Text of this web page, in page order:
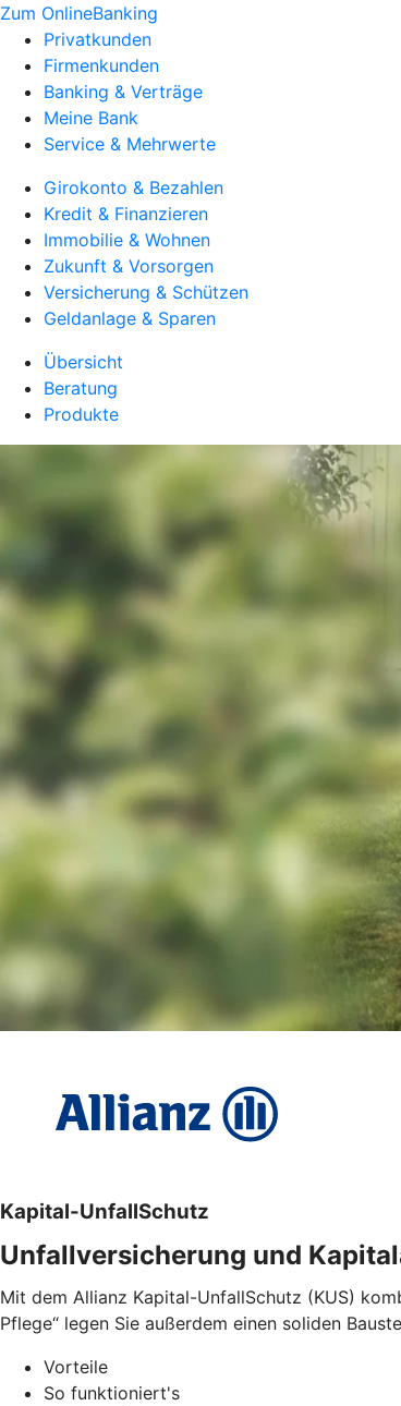
Zum OnlineBanking
Privatkunden
Firmenkunden
Banking & Verträge
Meine Bank
Service & Mehrwerte
Girokonto & Bezahlen
Kredit & Finanzieren
Immobilie & Wohnen
Zukunft & Vorsorgen
Versicherung & Schützen
Geldanlage & Sparen
Übersicht
Beratung
Produkte
Kapital-UnfallSchutz
Unfallversicherung und
Mit dem Allianz Kapital-UnfallSchutz (KUS)
Pflege“ legen Sie außerdem einen soliden
Vorteile
So funktioniert's